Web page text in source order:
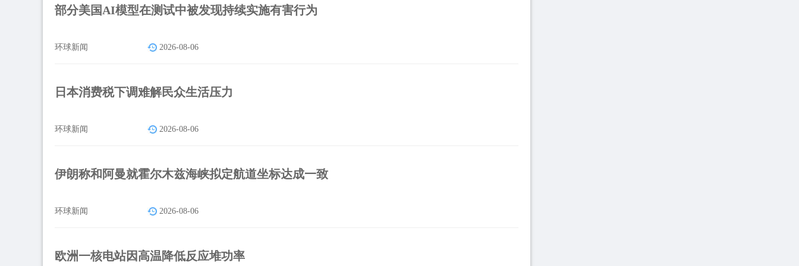
部分美国AI模型在测试中被发现持续实施有害行为
环球新闻 2026-08-06
日本消费税下调难解民众生活压力
环球新闻 2026-08-06
伊朗称和阿曼就霍尔木兹海峡拟定航道坐标达成一致
环球新闻 2026-08-06
欧洲一核电站因高温降低反应堆功率